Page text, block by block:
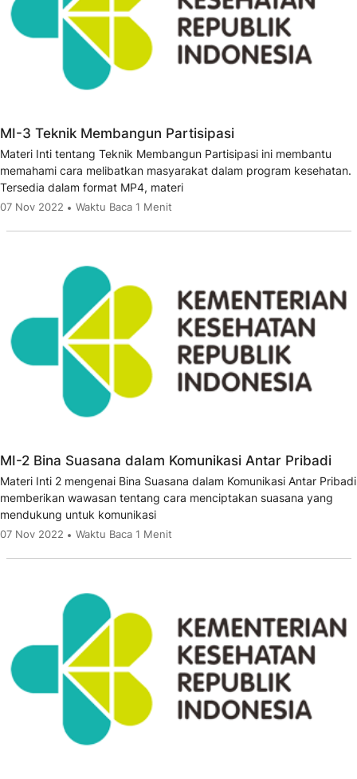
MI-3 Teknik Membangun Partisipasi
Materi Inti tentang Teknik Membangun Partisipasi ini membantu
memahami cara melibatkan masyarakat dalam program kesehatan.
Tersedia dalam format MP4, materi
07 Nov 2022 Waktu Baca 1 Menit
MI-2 Bina Suasana dalam Komunikasi Antar Pribadi
Materi Inti 2 mengenai Bina Suasana dalam Komunikasi Antar Pribadi
memberikan wawasan tentang cara menciptakan suasana yang
mendukung untuk komunikasi
07 Nov 2022 Waktu Baca 1 Menit